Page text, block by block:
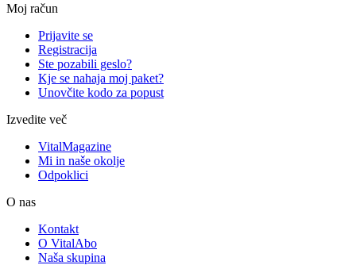
Moj račun
Prijavite se
Registracija
Ste pozabili geslo?
Kje se nahaja moj paket?
Unovčite kodo za popust
Izvedite več
VitalMagazine
Mi in naše okolje
Odpoklici
O nas
Kontakt
O VitalAbo
Naša skupina